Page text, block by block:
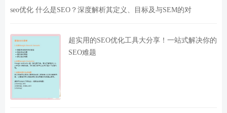
seo优化 什么是SEO？深度解析其定义、目标及与SEM的对
超实用的SEO优化工具大分享！一站式解决你的
SEO难题